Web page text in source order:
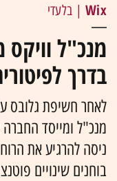
Wix | בלעדי
מנכ"ל וויקס
בדרך
לאחר חשיפת גלובס
מנכ"ל ומייסד
ניסה להרגיע את
בוחנים שינויים